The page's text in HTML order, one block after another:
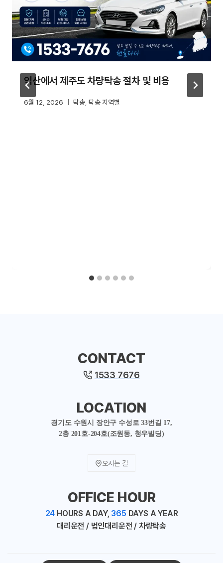
익산에서 제주도 차량탁송 절차 및 비용
6월 12, 2026 탁송 탁송 지역별
CONTACT
1533 7676
LOCATION
경기도 수원시 장안구 수성로 33번길 17,
2층 201호-204호(조원동, 청우빌딩)
오시는 길
OFFICE HOUR
24 HOURS A DAY, 365 DAYS A YEAR
대리운전 / 법인대리운전 / 차량탁송